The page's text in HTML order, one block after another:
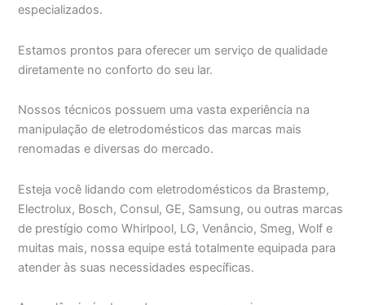
especializados.
Estamos prontos para oferecer um serviço de qualidade
diretamente no conforto do seu lar.
Nossos técnicos possuem uma vasta experiência na
manipulação de eletrodomésticos das marcas mais
renomadas e diversas do mercado.
Esteja você lidando com eletrodomésticos da Brastemp,
Electrolux, Bosch, Consul, GE, Samsung, ou outras marcas
de prestígio como Whirlpool, LG, Venâncio, Smeg, Wolf e
muitas mais, nossa equipe está totalmente equipada para
atender às suas necessidades específicas.